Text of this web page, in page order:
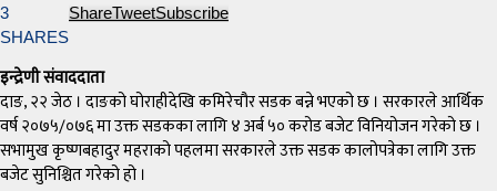
3
SHARES
ShareTweetSubscribe
इन्द्रेणी संवाददाता
दाङ, २२ जेठ । दाङको घोराहीदेखि कमिरेचौर सडक बन्ने भएको छ । सरकारले आर्थिक
वर्ष २०७५/०७६ मा उक्त सडकका लागि ४ अर्ब ५० करोड बजेट विनियोजन गरेको छ ।
सभामुख कृष्णबहादुर महराको पहलमा सरकारले उक्त सडक कालोपत्रेका लागि उक्त
बजेट सुनिश्चित गरेको हो ।